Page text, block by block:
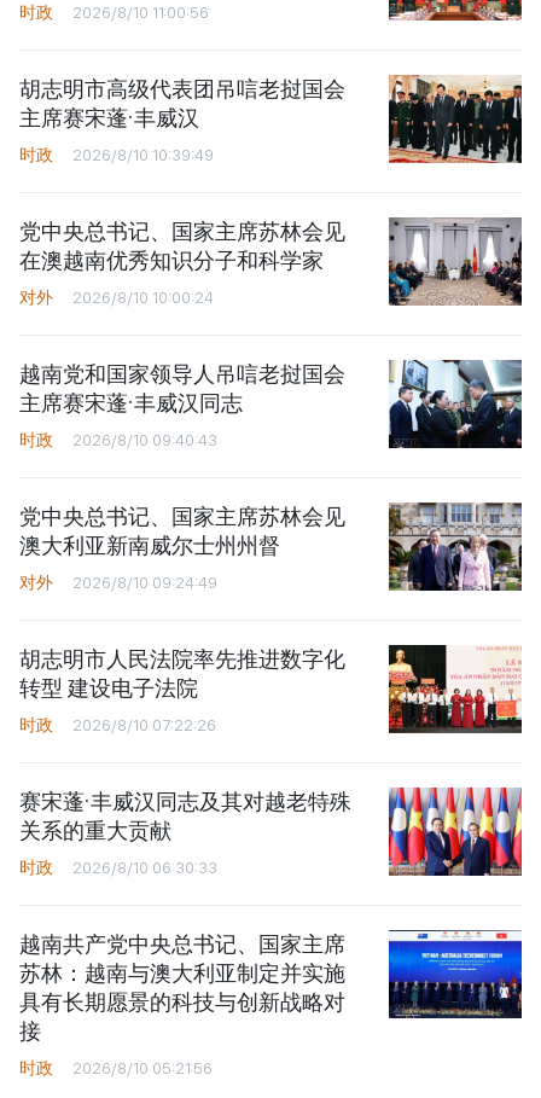
时政 2026/8/10 11:00:56
胡志明市高级代表团吊唁老挝国会
主席赛宋蓬·丰威汉
时政 2026/8/10 10:39:49
党中央总书记、国家主席苏林会见
在澳越南优秀知识分子和科学家
对外 2026/8/10 10:00:24
越南党和国家领导人吊唁老挝国会
主席赛宋蓬·丰威汉同志
时政 2026/8/10 09:40:43
党中央总书记、国家主席苏林会见
澳大利亚新南威尔士州州督
对外 2026/8/10 09:24:49
胡志明市人民法院率先推进数字化
转型 建设电子法院
时政 2026/8/10 07:22:26
赛宋蓬·丰威汉同志及其对越老特殊
关系的重大贡献
时政 2026/8/10 06:30:33
越南共产党中央总书记、国家主席
苏林：越南与澳大利亚制定并实施
具有长期愿景的科技与创新战略对
接
时政 2026/8/10 05:21:56